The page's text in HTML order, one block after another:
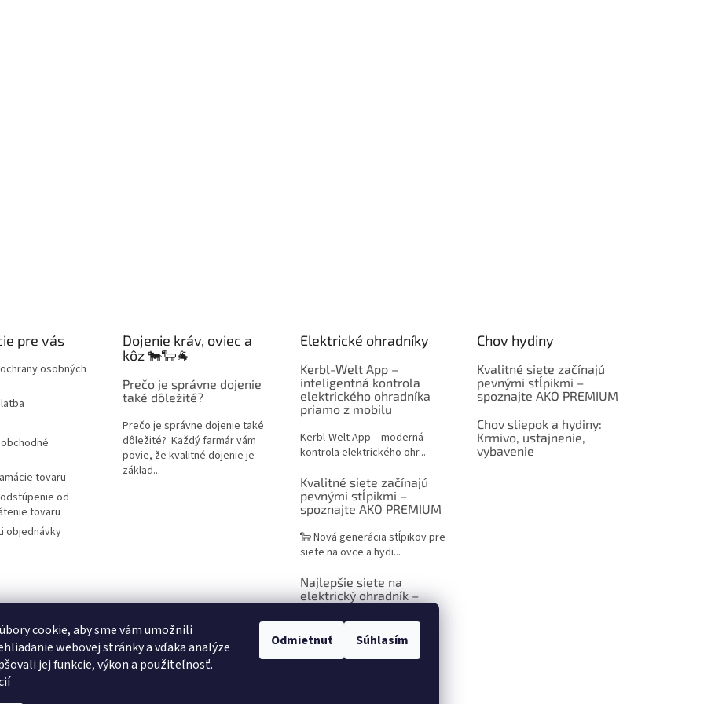
cookie, aby sme vám umožnili
webovej stránky a vďaka analýze
jej funkcie, výkon a použiteľnosť.
Odmietnuť Súhlasím
pre vás
osobných
tovaru
od
tovaru
objednávky
Dojenie kráv, oviec a
kôz 🐄🐑🐐
Prečo je správne dojenie
také dôležité?
Prečo je správne dojenie také
dôležité? Každý farmár vám
povie, že kvalitné dojenie je
základ...
Elektrické ohradníky
Kerbl-Welt App –
inteligentná kontrola
elektrického ohradníka
priamo z mobilu
Kerbl-Welt App – moderná
kontrola elektrického ohr...
Kvalitné siete začínajú
pevnými stĺpikmi –
spoznajte AKO PREMIUM
🐑 Nová generácia stĺpikov pre
siete na ovce a hydi...
Najlepšie siete na
elektrický ohradník –
praktický sprievodca pre
chovateľov
Chov hydiny
Kvalitné siete začínajú
pevnými stĺpikmi –
spoznajte AKO PREMIUM
Chov sliepok a hydiny:
Krmivo, ustajnenie,
vybavenie